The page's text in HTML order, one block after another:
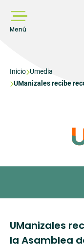
contenido
principal
Menú
Sobrescribir
enlaces
Inicio Umedia
UManizales recibe
UManizales
la Asamblea